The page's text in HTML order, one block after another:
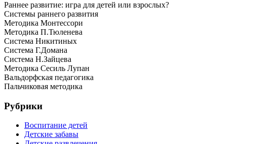
Раннее развитие: игра для детей или взрослых?
Системы раннего развития
Методика Монтессори
Методика П.Тюленева
Система Никитиных
Система Г.Домана
Система Н.Зайцева
Методика Сесиль Лупан
Вальдорфская педагогика
Пальчиковая методика
Рубрики
Воспитание детей
Детские забавы